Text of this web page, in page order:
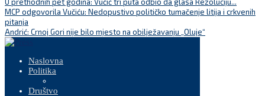
MCP odgovorila Vučiću: Nedopustivo političko tumačenje litija i crkvenih
pitanja
Andrić: Crnoj Gori nije bilo mjesto na obilježavanju „Oluje“
Naslovna
Politika
Društvo